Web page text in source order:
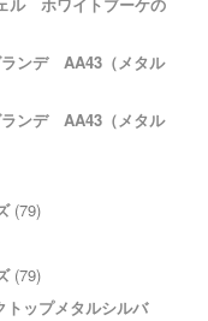
ンデ AA43（メタル
ンデ AA43（メタル
(79)
(79)
ップメタルシルバ